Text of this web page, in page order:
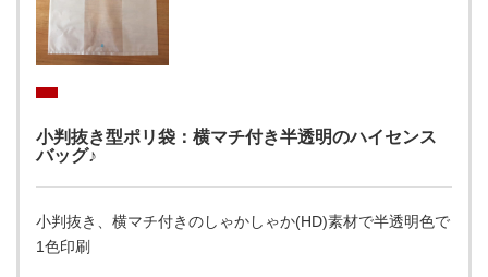
小判抜き型ポリ袋：横マチ付き半透明のハイセンス
バッグ♪
小判抜き、横マチ付きのしゃかしゃか(HD)素材で半透明色で
1色印刷